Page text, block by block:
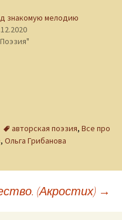
знакомую мелодию
авторская поэзия, Все про
, Ольга Грибанова
(Акростих) →